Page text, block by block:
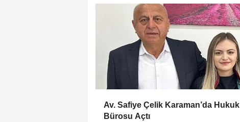
Av. Safiye Çelik Karaman’da Hukuk
Bürosu Açtı